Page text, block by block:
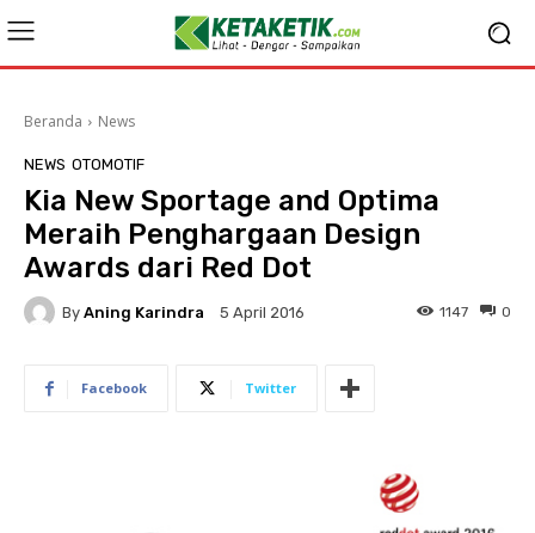
Beranda News
NEWS OTOMOTIF
Kia New Sportage and Optima
Meraih Penghargaan Design
Awards dari Red Dot
By Aning Karindra 5 April 2016 0
1147
Facebook Twitter